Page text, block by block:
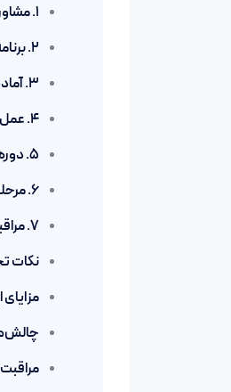
۱. مشاوره و بررسی اولیه
۲. برنامه‌ریزی درمان
۳. آماده سازی استخوان (در صورت نیاز)
۴. عمل جراحی کاشت ایمپلنت
۵. دوره یاری (اوسئواینتگریشن)
۶. مرحله پروتز (ساخت و نصب تاج)
۷. مراقبت‌های پس از درمان
نکات